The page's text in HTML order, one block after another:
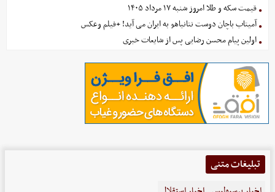
قیمت سکه و طلا امروز شنبه ۱۷ مرداد ۱۴۰۵
آمیتاب باچان دوست نتانیاهو به ایران می آید! +فیلم وعکس
اولین پیام محسن رضایی پس از شایعات خبری
تبلیغات متنی